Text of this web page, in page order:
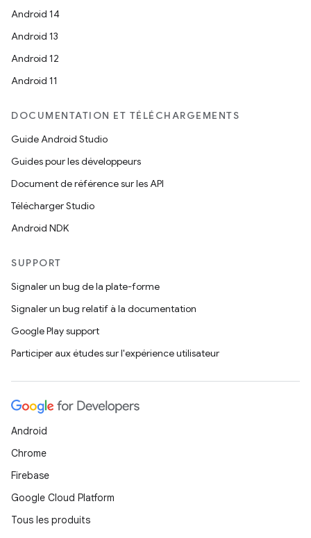
Android 14
Android 13
Android 12
Android 11
DOCUMENTATION ET TÉLÉCHARGEMENTS
Guide Android Studio
Guides pour les développeurs
Document de référence sur les API
Télécharger Studio
Android NDK
SUPPORT
Signaler un bug de la plate-forme
Signaler un bug relatif à la documentation
Google Play support
Participer aux études sur l'expérience utilisateur
Android
Chrome
Firebase
Google Cloud Platform
Tous les produits